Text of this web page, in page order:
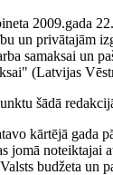
2009.gada
un privātajām
samaksai un
(Latvijas
šādā
kārtējā gada
jomā noteiktajai
budžeta un